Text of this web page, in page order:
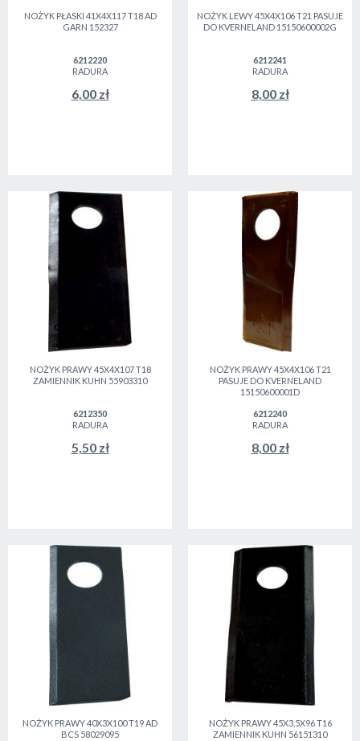
NOŻYK PŁASKI 41X4X117 T18 AD
GARN 152327
6212220
RADURA
6,00 zł
NOŻYK LEWY 45X4X106 T21 PASUJE
DO KVERNELAND 15150600002G
6212241
RADURA
8,00 zł
NOŻYK PRAWY 45X4X107 T18
ZAMIENNIK KUHN 55903310
6212350
RADURA
5,50 zł
NOŻYK PRAWY 45X4X106 T21
PASUJE DO KVERNELAND
15150600001D
6212240
RADURA
8,00 zł
NOŻYK PRAWY 40X3X100 T19 AD
BCS 58029095
NOŻYK PRAWY 45X3,5X96 T16
ZAMIENNIK KUHN 56151310